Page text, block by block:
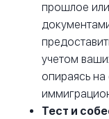
прошлое
учетом
опираясь
Тест и